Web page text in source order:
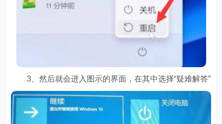
3、然后就会进入图示的界面，在其中选择“疑难解答”